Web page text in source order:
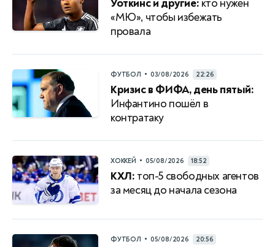
Уоткинс и другие: кто нужен
«МЮ», чтобы избежать
провала
ФУТБОЛ • 03/08/2026 22:26
Кризис в ФИФА, день пятый:
Инфантино пошёл в
контратаку
ХОККЕЙ • 05/08/2026 18:52
КХЛ: топ-5 свободных агентов
за месяц до начала сезона
ФУТБОЛ • 05/08/2026 20:56